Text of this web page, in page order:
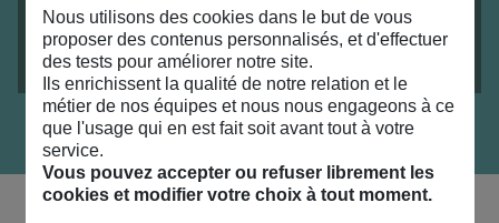
Les visites familles du bonheur
du27/ 04/2019au24 /07/2019
VISITE
Nous utilisons des cookies dans le but de vous
proposer des contenus personnalisés, et d'effectuer
des tests pour améliorer notre site.
Ils enrichissent la qualité de notre relation et le
métier de nos équipes et nous nous engageons à ce
que l'usage qui en est fait soit avant tout à votre
service.
Vous pouvez accepter ou refuser librement les
cookies et modifier votre choix à tout moment.